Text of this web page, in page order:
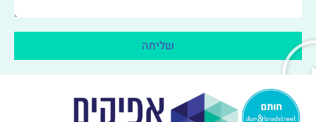
שליחה